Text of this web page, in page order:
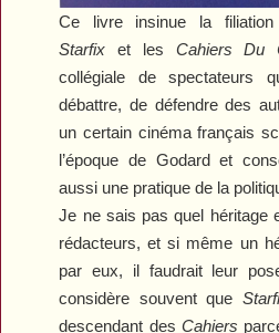
Ce livre insinue la filiation
Starfix et les Cahiers Du
collégiale de spectateurs
débattre, de défendre des
un certain cinéma français
l’époque de Godard et
aussi une pratique de la
Je ne sais pas quel héritage
rédacteurs, et si même un
par eux, il faudrait leur
considère souvent que
descendant des Cahiers